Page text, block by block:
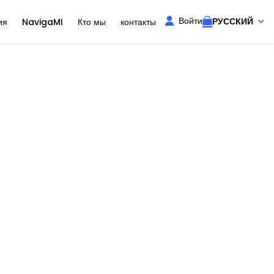
NavigaMI Кто мы контакты Войти РУССКИЙ